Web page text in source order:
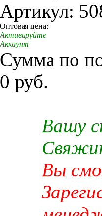
Артикул:
Оптовая цена:
Активируйте
Аккаунт
Сумма по
0 руб.
Вашу
Вы